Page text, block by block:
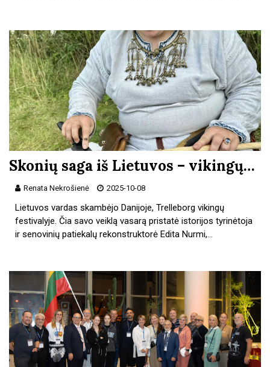
Skonių saga iš Lietuvos – vikingų…
Renata Nekrošienė 2025-10-08
Lietuvos vardas skambėjo Danijoje, Trelleborg vikingų
festivalyje. Čia savo veiklą vasarą pristatė istorijos tyrinėtoja
ir senovinių patiekalų rekonstruktorė Edita Nurmi,…